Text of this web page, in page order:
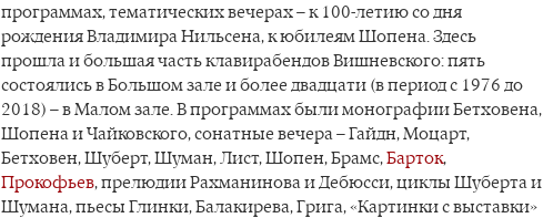
программах, тематических вечерах – к 100-летию со дня
рождения Владимира Нильсена, к юбилеям Шопена. Здесь
прошла и большая часть клавирабендов Вишневского: пять
состоялись в Большом зале и более двадцати (в период с 1976 до
2018) – в Малом зале. В программах были монографии Бетховена,
Шопена и Чайковского, сонатные вечера – Гайдн, Моцарт,
Бетховен, Шуберт, Шуман, Лист, Шопен, Брамс,Барток,
Прокофьев, прелюдии Рахманинова и Дебюсси, циклы Шуберта и
Шумана, пьесы Глинки, Балакирева, Грига, «Картинки с выставки»